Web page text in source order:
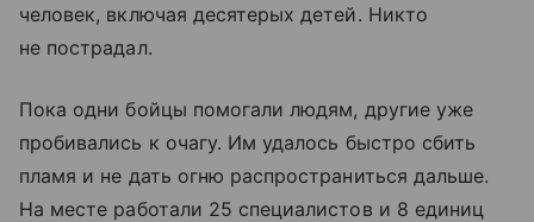
человек, включая десятерых детей. Никто
не пострадал.
Пока одни бойцы помогали людям, другие уже
пробивались к очагу. Им удалось быстро сбить
пламя и не дать огню распространиться дальше.
На месте работали 25 специалистов и 8 единиц